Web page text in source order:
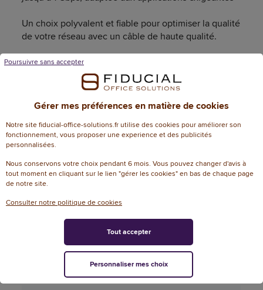
Un choix polyvalent et fiable pour optimiser la qualité
de votre réseau avec un câble de haute qualité.
Origine et pays de distribution
Pays de fabrication :
Caractéristiques techniques
Informations génériques
Référence
Dimensions
L 0.15 cm
Attributs spécifiques
Gérer mes préférences en matière de cookies
Notre site fiducial-office-solutions.fr utilise des cookies pour améliorer son
fonctionnement, vous proposer une experience et des publicités
personnalisées.
Nous conservons votre choix pendant 6 mois. Vous pouvez changer d'avis à
tout moment en cliquant sur le lien "gérer les cookies" en bas de chaque page
de notre site.
Consulter notre politique de cookies
Poursuivre sans accepter
Personnaliser mes choix
Tout accepter